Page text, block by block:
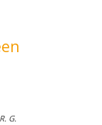
R. G.